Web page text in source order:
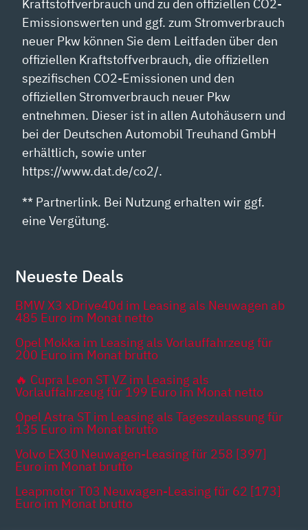
Kraftstoffverbrauch und zu den offiziellen CO2-
Emissionswerten und ggf. zum Stromverbrauch
neuer Pkw können Sie dem Leitfaden über den
offiziellen Kraftstoffverbrauch, die offiziellen
spezifischen CO2-Emissionen und den
offiziellen Stromverbrauch neuer Pkw
entnehmen. Dieser ist in allen Autohäusern und
bei der Deutschen Automobil Treuhand GmbH
erhältlich, sowie unter
https://www.dat.de/co2/.
** Partnerlink. Bei Nutzung erhalten wir ggf.
eine Vergütung.
Neueste Deals
BMW X3 xDrive40d im Leasing als Neuwagen ab
485 Euro im Monat netto
Opel Mokka im Leasing als Vorlauffahrzeug für
200 Euro im Monat brutto
🔥 Cupra Leon ST VZ im Leasing als
Vorlauffahrzeug für 199 Euro im Monat netto
Opel Astra ST im Leasing als Tageszulassung für
135 Euro im Monat brutto
Volvo EX30 Neuwagen-Leasing für 258 [397]
Euro im Monat brutto
Leapmotor T03 Neuwagen-Leasing für 62 [173]
Euro im Monat brutto